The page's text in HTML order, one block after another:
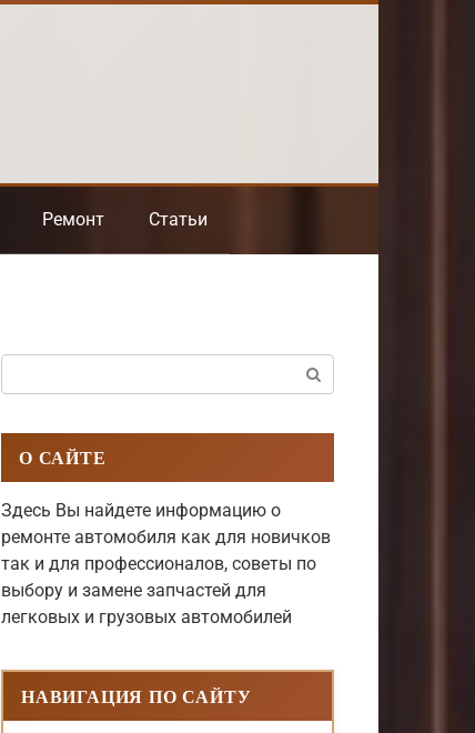
Ремонт Статьи
О САЙТЕ
Здесь Вы найдете информацию о
ремонте автомобиля как для новичков
так и для профессионалов, советы по
выбору и замене запчастей для
легковых и грузовых автомобилей
НАВИГАЦИЯ ПО САЙТУ